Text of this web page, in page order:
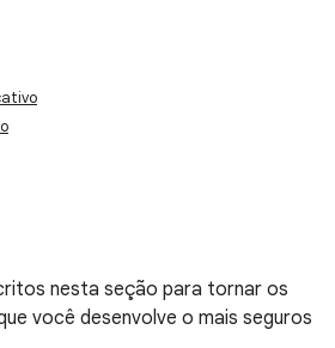
nesta seção para tornar os
você desenvolve o mais seguros